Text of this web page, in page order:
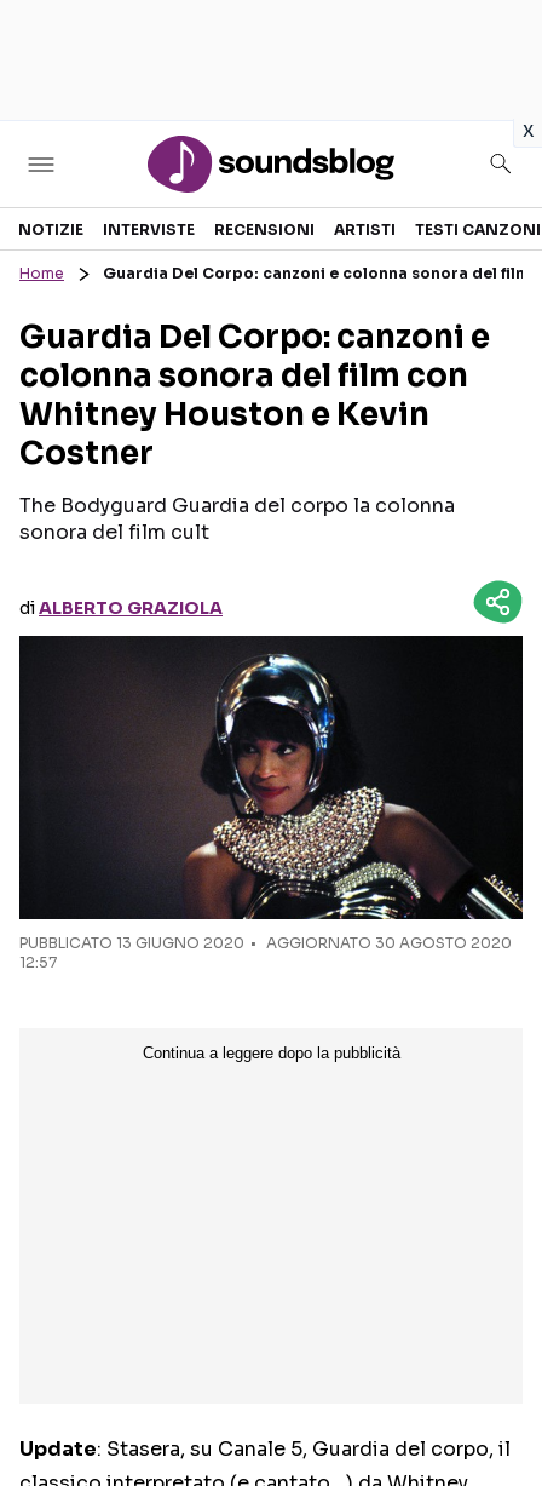
x
Sezioni
RECENSIONI MUSICALI
INTERVISTE
GOSSIP E CURIOSITÀ
TESTI CANZONI
TOUR ED EVENTI
TALENT SHOW
Seguici sui social
NOTIZIE INTERVISTE RECENSIONI ARTISTI TESTI CANZONI
Home Guardia Del Corpo: canzoni e colonna sonora del film
Guardia Del Corpo: canzoni e
colonna sonora del film con
Whitney Houston e Kevin
Costner
The Bodyguard Guardia del corpo la colonna
sonora del film cult
diALBERTO GRAZIOLA
PUBBLICATO 13 GIUGNO 2020
AGGIORNATO 30 AGOSTO 2020
12:57
Update: Stasera, su Canale 5, Guardia del corpo, il